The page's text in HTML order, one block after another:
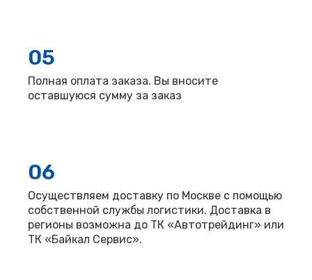
05
Полная оплата заказа. Вы вносите
оставшуюся сумму за заказ
06
Осуществляем доставку по Москве с помощью
собственной службы логистики. Доставка в
регионы возможна до ТК «Автотрейдинг» или
ТК «Байкал Сервис».